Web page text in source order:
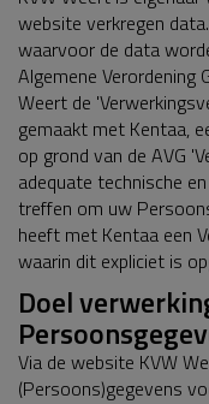
website verkregen
waarvoor de data
Algemene Verordening
Weert de
gemaakt met Kentaa,
op grond van de AVG
adequate technische
treffen om uw
heeft met Kentaa een
waarin dit expliciet is
Doel
Via de website KVW
(Persoons)gegevens